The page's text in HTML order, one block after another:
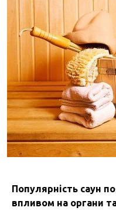
Популярність саун
впливом на органи